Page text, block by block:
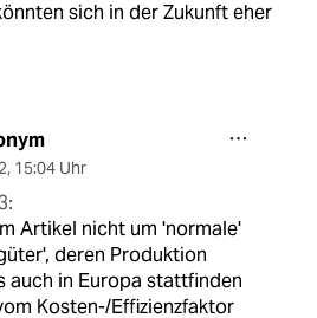
sich in der Zukunft eher
, 15:04 Uhr
Artikel nicht um 'normale'
deren Produktion
auch in Europa stattfinden
Kosten-/Effizienzfaktor